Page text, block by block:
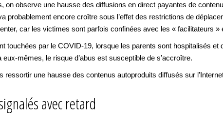
on observe une hausse des diffusions en direct payantes de
probablement encore croître sous l’effet des restrictions de
car les victimes sont parfois confinées avec les « facilitateurs
touchées par le COVID-19, lorsque les parents sont hospitalisés et
mêmes, le risque d’abus est susceptible de s’accroître.
ressortir une hausse des contenus autoproduits diffusés sur
avec retard